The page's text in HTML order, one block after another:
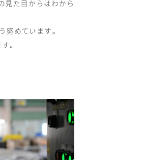
見た目からはわから
努めています。
。